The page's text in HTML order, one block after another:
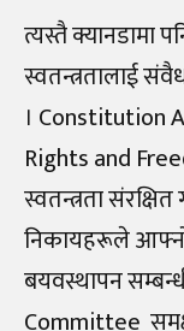
त्यस्तै क्यानडामा
स्वतन्त्रतालाई
। Constitution
Rights and
स्वतन्त्रता
निकायहरूले
बयवस्थापन
Committee